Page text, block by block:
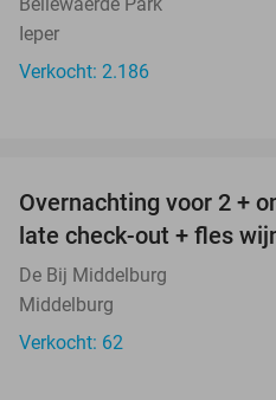
Ieper
Verkocht: 2.186
Overnachting voor 2 +
late check-out + fles
De Bij Middelburg
Middelburg
Verkocht: 62